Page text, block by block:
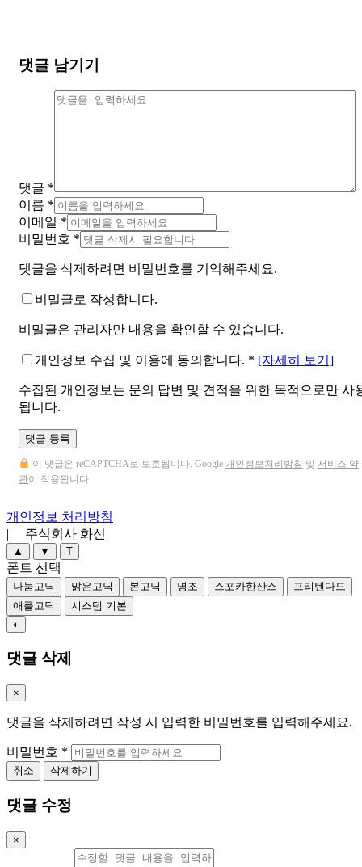
댓글 남기기
댓글 *
이름 *
이메일 *
비밀번호 *
댓글을 삭제하려면 비밀번호를 기억해주세요.
비밀글로 작성합니다.
비밀글은 관리자만 내용을 확인할 수 있습니다.
개인정보 수집 및 이용에 동의합니다. * [자세히 보기]
수집된 개인정보는 문의 답변 및 견적을 위한 목적으로만 사
됩니다.
댓글 등록
이 댓글은 reCAPTCHA로 보호됩니다. Google 개인정보처리방침 및 서비스 약
관이 적용됩니다.
개인정보 처리방침
| 주식회사 화신
▲ ▼ T
폰트 선택
나눔고딕 맑은고딕 본고딕 명조 스포카한산스
프리텐다드
애플고딕
시스템 기본
◐
댓글 삭제
×
댓글을 삭제하려면 작성 시 입력한 비밀번호를 입력해주세요.
비밀번호 *
취소 삭제하기
댓글 수정
×